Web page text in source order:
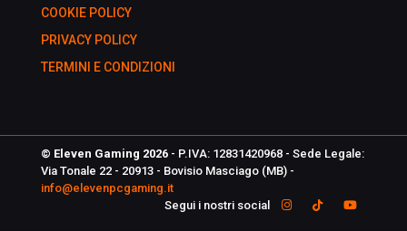
COOKIE POLICY
PRIVACY POLICY
TERMINI E CONDIZIONI
© Eleven Gaming 2026 - P.IVA: 12831420968 - Sede Legale:
Via Tonale 22 - 20913 - Bovisio Masciago (MB) -
info@elevenpcgaming.it
Segui i nostri social